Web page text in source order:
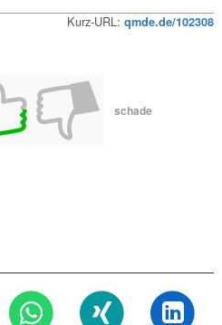
Kurz-URL: qmde.de/102308
schade